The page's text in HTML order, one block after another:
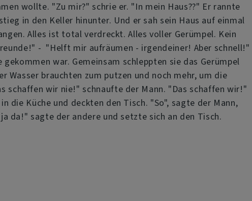
wollte. "Zu mir?" schrie er. "In mein Haus??" Er rannte
in den Keller hinunter. Und er sah sein Haus auf einmal
Alles ist total verdreckt. Alles voller Gerümpel. Kein
- "Helft mir aufräumen - irgendeiner! Aber schnell!"
war. Gemeinsam schleppten sie das Gerümpel
Wasser brauchten zum putzen und noch mehr, um die
schaffen wir nie!" schnaufte der Mann. "Das schaffen wir!"
die Küche und deckten den Tisch. "So", sagte der Mann,
da!" sagte der andere und setzte sich an den Tisch.